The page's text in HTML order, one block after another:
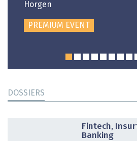
Horgen
PREMIUM EVENT
DOSSIERS
Fintech,
Banking